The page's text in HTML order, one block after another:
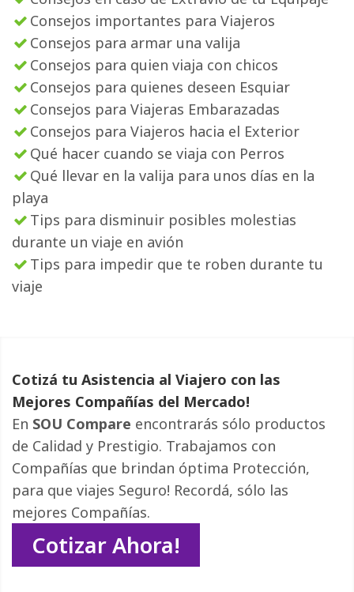
Consejos importantes para Viajeros
Consejos para armar una valija
Consejos para quien viaja con chicos
Consejos para quienes deseen Esquiar
Consejos para Viajeras Embarazadas
Consejos para Viajeros hacia el Exterior
Qué hacer cuando se viaja con Perros
Qué llevar en la valija para unos días en la
playa
Tips para disminuir posibles molestias
durante un viaje en avión
Tips para impedir que te roben durante tu
viaje
Cotizá tu Asistencia al Viajero con las
Mejores Compañías del Mercado!
En SOU Compare encontrarás sólo productos
de Calidad y Prestigio. Trabajamos con
Compañías que brindan óptima Protección,
para que viajes Seguro! Recordá, sólo las
mejores Compañías.
Cotizar Ahora!